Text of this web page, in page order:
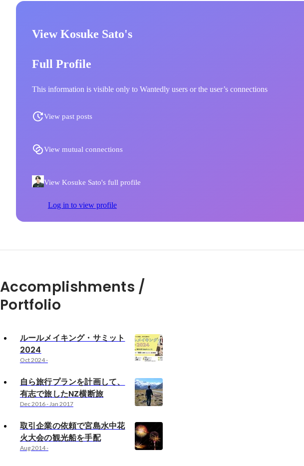
View Kosuke Sato's
Full Profile
This information is visible only to Wantedly users or the user’s connections
View past posts
View mutual connections
View Kosuke Sato's full profile
Log in to view profile
Accomplishments /
Portfolio
ルールメイキング・サミット
2024
Oct 2024-
自ら旅行プランを計画して、
有志で旅したNZ横断旅
Dec 2016-Jan 2017
取引企業の依頼で宮島水中花
火大会の観光船を手配
Aug 2014-